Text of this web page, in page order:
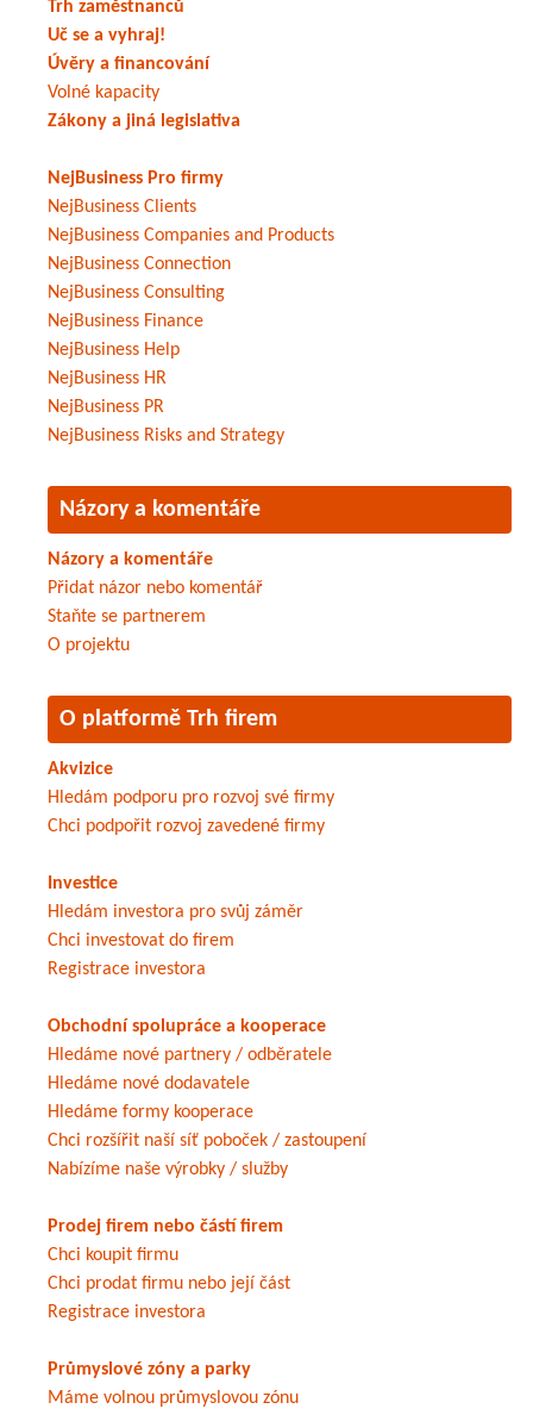
Trh zaměstnanců
Uč se a vyhraj!
Úvěry a financování
Volné kapacity
Zákony a jiná legislativa
NejBusiness Pro firmy
NejBusiness Clients
NejBusiness Companies and Products
NejBusiness Connection
NejBusiness Consulting
NejBusiness Finance
NejBusiness Help
NejBusiness HR
NejBusiness PR
NejBusiness Risks and Strategy
Názory a komentáře
Názory a komentáře
Přidat názor nebo komentář
Staňte se partnerem
O projektu
O platformě Trh firem
Akvizice
Hledám podporu pro rozvoj své firmy
Chci podpořit rozvoj zavedené firmy
Investice
Hledám investora pro svůj záměr
Chci investovat do firem
Registrace investora
Obchodní spolupráce a kooperace
Hledáme nové partnery / odběratele
Hledáme nové dodavatele
Hledáme formy kooperace
Chci rozšířit naší síť poboček / zastoupení
Nabízíme naše výrobky / služby
Prodej firem nebo částí firem
Chci koupit firmu
Chci prodat firmu nebo její část
Registrace investora
Průmyslové zóny a parky
Máme volnou průmyslovou zónu